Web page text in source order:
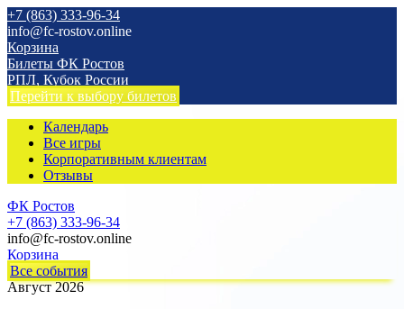
+7 (863) 333-96-34
info@fc-rostov.online
Корзина
Билеты ФК Ростов
РПЛ, Кубок России
Перейти к выбору билетов
Календарь
Все игры
Корпоративным клиентам
Отзывы
ФК Ростов
+7 (863) 333-96-34
info@fc-rostov.online
Корзина
Все события
Август 2026